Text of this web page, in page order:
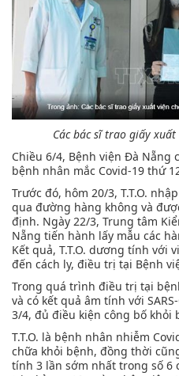
Các bác sĩ trao giấy
Chiều 6/4, Bệnh viện Đà Nẵng
bệnh nhân mắc Covid-19 thứ
Trước đó, hôm 20/3, T.T.O.
qua đường hàng không và
định. Ngày 22/3, Trung tâm
Nẵng tiến hành lấy mẫu các
Kết quả, T.T.O. dương tính với
đến cách ly, điều trị tại Bệnh
Trong quá trình điều trị tại
và có kết quả âm tính với
3/4, đủ điều kiện công bố khỏi
T.T.O. là bệnh nhân nhiễm
chữa khỏi bệnh, đồng thời
tính 3 lần sớm nhất trong số 6